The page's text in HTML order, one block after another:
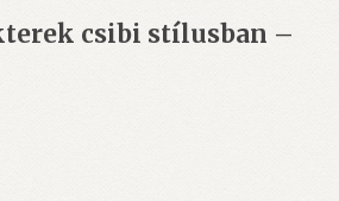
csibi stílusban –